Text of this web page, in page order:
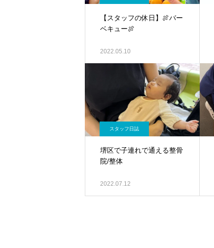
【スタッフの休日】🍖バー
ベキュー🍖
2022.05.10
スタッフ日誌
堺区で子連れで通える整骨
院/整体
2022.07.12